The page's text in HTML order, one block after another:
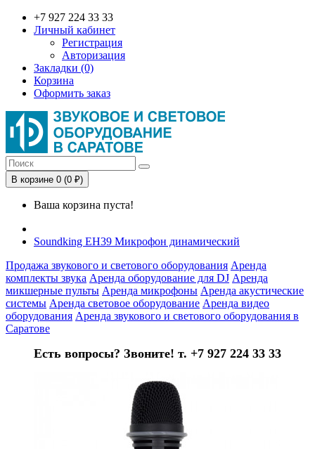
+7 927 224 33 33
Личный кабинет
Регистрация
Авторизация
Закладки (0)
Корзина
Оформить заказ
В корзине 0 (0 ₽)
Ваша корзина пуста!
Soundking EH39 Микрофон динамический
Продажа звукового и светового оборудования Аренда
комплекты звука Аренда оборудование для DJ Аренда
микшерные пульты Аренда микрофоны Аренда акустические
системы Аренда световое оборудование Аренда видео
оборудования Аренда звукового и светового оборудования в
Саратове
Есть вопросы? Звоните! т. +7 927 224 33 33